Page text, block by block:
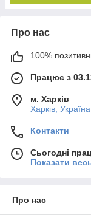
Про нас
100%
Працює з
м. Харків
Харків, Україна
Контакти
Сьогодні
Показати
Про нас